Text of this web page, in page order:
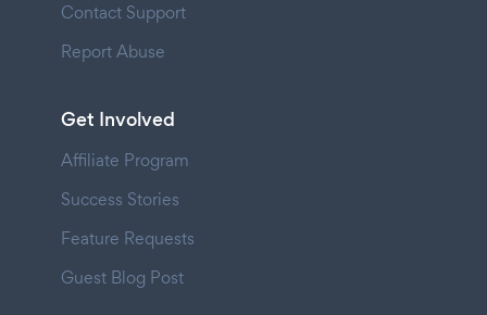
Contact Support
Report Abuse
Get Involved
Affiliate Program
Success Stories
Feature Requests
Guest Blog Post